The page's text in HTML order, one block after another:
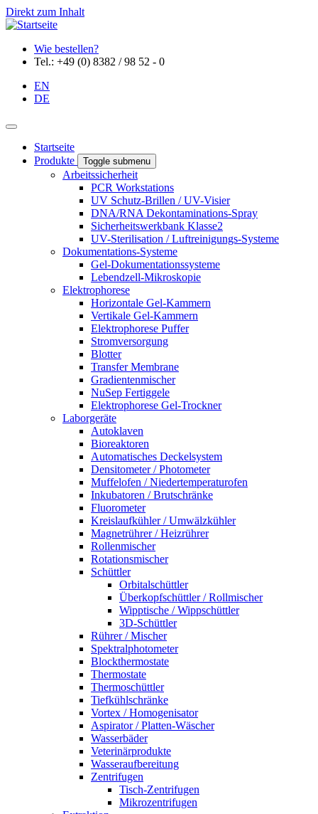
Direkt zum Inhalt
Wie bestellen?
Tel.: +49 (0) 8382 / 98 52 - 0
EN
DE
Startseite
Produkte
Toggle submenu
Arbeitssicherheit
PCR Workstations
UV Schutz-Brillen / UV-Visier
DNA/RNA Dekontaminations-Spray
Sicherheitswerkbank Klasse2
UV-Sterilisation / Luftreinigungs-Systeme
Dokumentations-Systeme
Gel-Dokumentationssysteme
Lebendzell-Mikroskopie
Elektrophorese
Horizontale Gel-Kammern
Vertikale Gel-Kammern
Elektrophorese Puffer
Stromversorgung
Blotter
Transfer Membrane
Gradientenmischer
NuSep Fertiggele
Elektrophorese Gel-Trockner
Laborgeräte
Autoklaven
Bioreaktoren
Automatisches Deckelsystem
Densitometer / Photometer
Muffelofen / Niedertemperaturofen
Inkubatoren / Brutschränke
Fluorometer
Kreislaufkühler / Umwälzkühler
Magnetrührer / Heizrührer
Rollenmischer
Rotationsmischer
Schüttler
Orbitalschüttler
Überkopfschüttler / Rollmischer
Wipptische / Wippschüttler
3D-Schüttler
Rührer / Mischer
Spektralphotometer
Blockthermostate
Thermostate
Thermoschüttler
Tiefkühlschränke
Vortex / Homogenisator
Aspirator / Platten-Wäscher
Wasserbäder
Veterinärprodukte
Wasseraufbereitung
Zentrifugen
Tisch-Zentrifugen
Mikrozentrifugen